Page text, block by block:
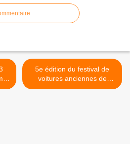
et
5e édition du festival de
voitures anciennes de
Dourdan 7 OCTOBRE 2012